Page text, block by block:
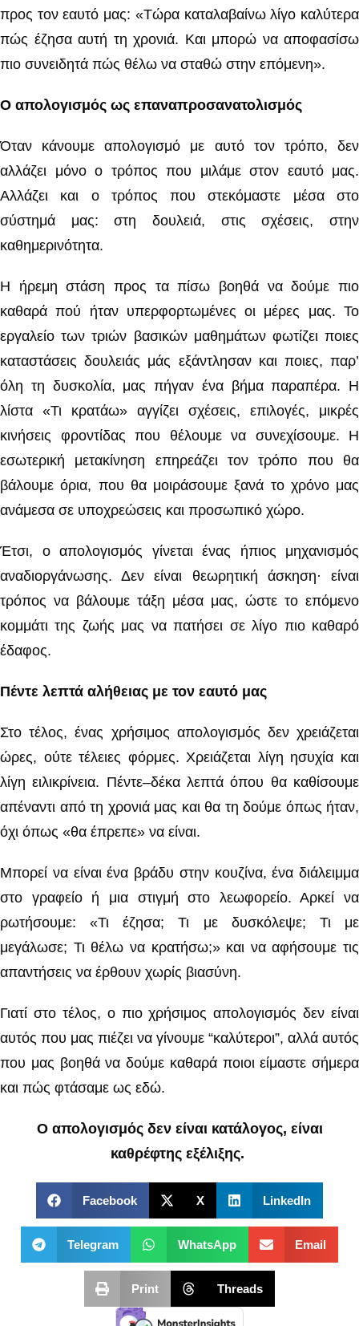
προς τον εαυτό μας: «Τώρα καταλαβαίνω λίγο καλύτερα
πώς έζησα αυτή τη χρονιά. Και μπορώ να αποφασίσω
πιο συνειδητά πώς θέλω να σταθώ στην επόμενη».
Ο απολογισμός ως επαναπροσανατολισμός
Όταν κάνουμε απολογισμό με αυτό τον τρόπο, δεν
αλλάζει μόνο ο τρόπος που μιλάμε στον εαυτό μας.
Αλλάζει και ο τρόπος που στεκόμαστε μέσα στο
σύστημά μας: στη δουλειά, στις σχέσεις, στην
καθημερινότητα.
Η ήρεμη στάση προς τα πίσω βοηθά να δούμε πιο
καθαρά πού ήταν υπερφορτωμένες οι μέρες μας. Το
εργαλείο των τριών βασικών μαθημάτων φωτίζει ποιες
καταστάσεις δουλειάς μάς εξάντλησαν και ποιες, παρ’
όλη τη δυσκολία, μας πήγαν ένα βήμα παραπέρα. Η
λίστα «Τι κρατάω» αγγίζει σχέσεις, επιλογές, μικρές
κινήσεις φροντίδας που θέλουμε να συνεχίσουμε. Η
εσωτερική μετακίνηση επηρεάζει τον τρόπο που θα
βάλουμε όρια, που θα μοιράσουμε ξανά το χρόνο μας
ανάμεσα σε υποχρεώσεις και προσωπικό χώρο.
Έτσι, ο απολογισμός γίνεται ένας ήπιος μηχανισμός
αναδιοργάνωσης. Δεν είναι θεωρητική άσκηση· είναι
τρόπος να βάλουμε τάξη μέσα μας, ώστε το επόμενο
κομμάτι της ζωής μας να πατήσει σε λίγο πιο καθαρό
έδαφος.
Πέντε λεπτά αλήθειας με τον εαυτό μας
Στο τέλος, ένας χρήσιμος απολογισμός δεν χρειάζεται
ώρες, ούτε τέλειες φόρμες. Χρειάζεται λίγη ησυχία και
λίγη ειλικρίνεια. Πέντε–δέκα λεπτά όπου θα καθίσουμε
απέναντι από τη χρονιά μας και θα τη δούμε όπως ήταν,
όχι όπως «θα έπρεπε» να είναι.
Μπορεί να είναι ένα βράδυ στην κουζίνα, ένα διάλειμμα
στο γραφείο ή μια στιγμή στο λεωφορείο. Αρκεί να
ρωτήσουμε: «Τι έζησα; Τι με δυσκόλεψε; Τι με
μεγάλωσε; Τι θέλω να κρατήσω;» και να αφήσουμε τις
απαντήσεις να έρθουν χωρίς βιασύνη.
Γιατί στο τέλος, ο πιο χρήσιμος απολογισμός δεν είναι
αυτός που μας πιέζει να γίνουμε “καλύτεροι”, αλλά αυτός
που μας βοηθά να δούμε καθαρά ποιοι είμαστε σήμερα
και πώς φτάσαμε ως εδώ.
Ο απολογισμός δεν είναι κατάλογος, είναι
καθρέφτης εξέλιξης.
Facebook X LinkedIn
Telegram WhatsApp Email
Print Threads